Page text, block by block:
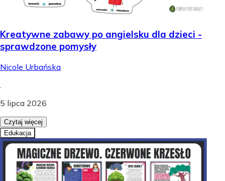
Kreatywne zabawy po angielsku dla dzieci -
sprawdzone pomysły
Nicole Urbańska
5 lipca 2026
Czytaj więcej
Edukacja